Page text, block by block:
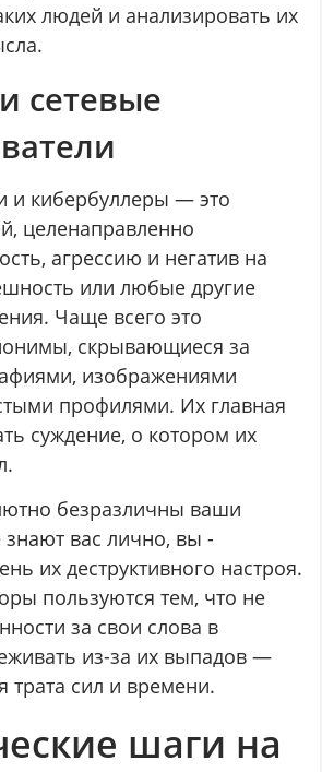
людей и анализировать их
сетевые
и кибербуллеры — это
целенаправленно
агрессию и негатив на
или любые другие
Чаще всего это
скрывающиеся за
изображениями
профилями. Их главная
суждение, о котором их
безразличны ваши
вас лично, вы -
их деструктивного настроя.
пользуются тем, что не
за свои слова в
из-за их выпадов —
трата сил и времени.
шаги на